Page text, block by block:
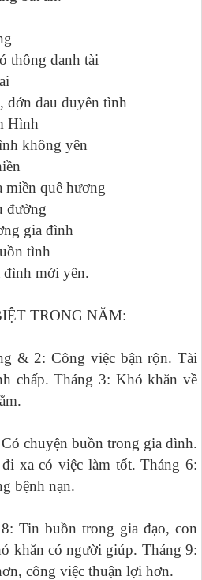
thông danh tài
đớn đau duyên tình
Hình
không yên
miền quê hương
đường
gia đình
tình
đình mới yên.
TRONG NĂM:
& 2: Công việc bận rộn. Tài
chấp. Tháng 3: Khó khăn về
chuyện buồn trong gia đình.
xa có việc làm tốt. Tháng 6:
bệnh nạn.
Tin buồn trong gia đạo, con
khăn có người giúp. Tháng 9:
công việc thuận lợi hơn.